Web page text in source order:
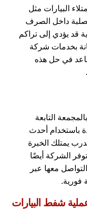
البيارات مثل
داخل الصرف
قد يؤدي إلى تراكم
بخدمات شركة
في حل هذه
التابعة
باستخدام أحدث
يمتلك الخبرة
توفر الشركة أيضًا
معها عبر
شفط البيارات